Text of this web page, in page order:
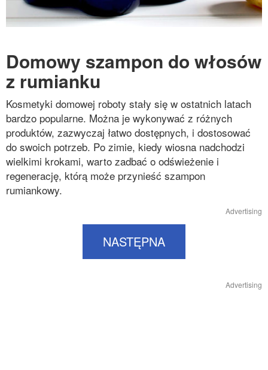
Domowy szampon do włosów
z rumianku
Kosmetyki domowej roboty stały się w ostatnich latach
bardzo popularne. Można je wykonywać z różnych
produktów, zazwyczaj łatwo dostępnych, i dostosować
do swoich potrzeb. Po zimie, kiedy wiosna nadchodzi
wielkimi krokami, warto zadbać o odświeżenie i
regenerację, którą może przynieść szampon
rumiankowy.
Advertising
NASTĘPNA
Advertising